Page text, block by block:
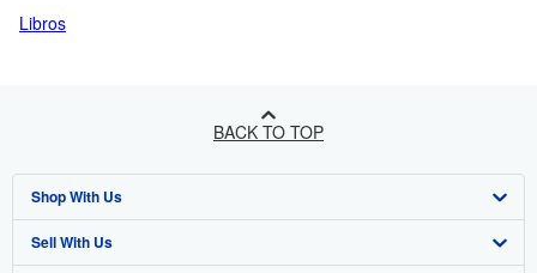
Libros
BACK TO TOP
Shop With Us
Advanced Search
Sell With Us